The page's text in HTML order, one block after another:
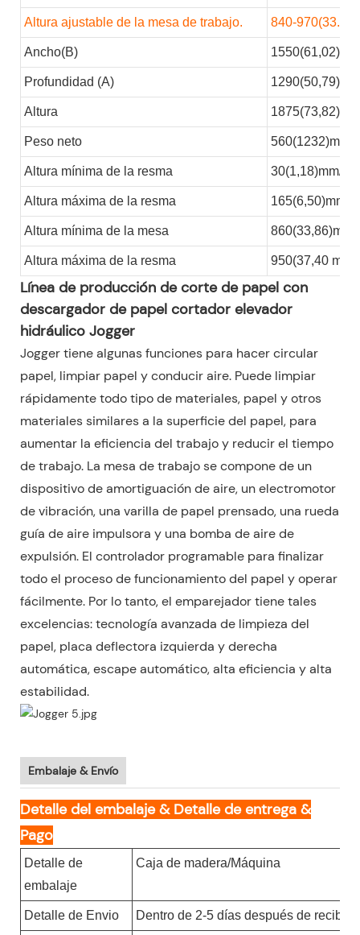
Altura ajustable de la mesa de trabajo. 840-
Ancho(B)
Profundidad (A)
Altura
Peso neto 560(1232)mm/
Altura mínima de la resma 30(1,18)mm/
Altura máxima de la resma 165(6,50)mm/
Altura mínima de la mesa
Altura máxima de la resma 950(37,40
Línea de producción de corte de papel con
descargador de papel cortador elevador
hidráulico Jogger
Jogger tiene algunas funciones para hacer circular
papel, limpiar papel y conducir aire. Puede limpiar
rápidamente todo tipo de materiales, papel y otros
materiales similares a la superficie del papel, para
aumentar la eficiencia del trabajo y reducir el tiempo
de trabajo. La mesa de trabajo se compone de un
dispositivo de amortiguación de aire, un electromotor
de vibración, una varilla de papel prensado, una rueda
guía de aire impulsora y una bomba de aire de
expulsión. El controlador programable para finalizar
todo el proceso de funcionamiento del papel y operar
fácilmente. Por lo tanto, el emparejador tiene tales
excelencias: tecnología avanzada de limpieza del
papel, placa deflectora izquierda y derecha
automática, escape automático, alta eficiencia y alta
estabilidad.
Embalaje & Envío
Detalle del embalaje & Detalle de entrega &
Pago
Detalle de
embalaje
Caja de madera/Máquina
Detalle de Envio Dentro de 2-5 días después de recibir